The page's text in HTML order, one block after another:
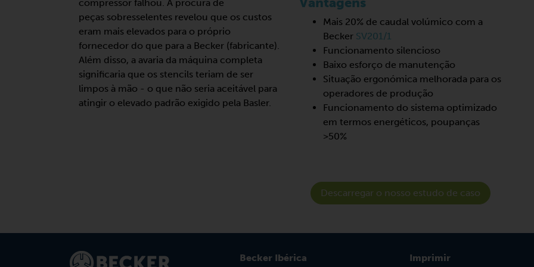
compressor falhou. A procura de
peças sobresselentes revelou que os custos
eram mais elevados para o próprio
fornecedor do que para a Becker (fabricante).
Além disso, a avaria da máquina completa
significaria que os stencils teriam de ser
limpos à mão - o que não seria aceitável para
atingir o elevado padrão exigido pela Basler.
Mais 20% de caudal volúmico com a
Becker SV201/1
Funcionamento silencioso
Baixo esforço de manutenção
Situação ergonómica melhorada para os
operadores de produção
Funcionamento do sistema optimizado
em termos energéticos, poupanças
>50%
Descarregar o nosso estudo de caso
Becker Ibérica
Imprimir